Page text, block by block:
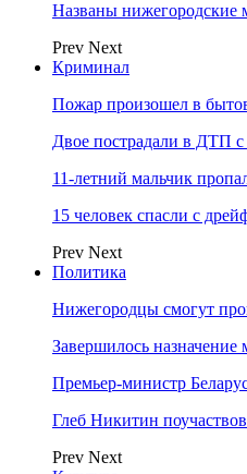
Названы нижегородские
Prev Next
Криминал
Пожар произошел в
Двое пострадали в ДТП
11-летний мальчик
15 человек спасли с
Prev Next
Политика
Нижегородцы смогут
Завершилось назначение
Премьер-министр
Глеб Никитин
Prev Next